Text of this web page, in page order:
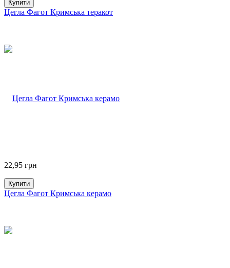
Купити
Цегла Фагот Кримська теракот
22,95 грн
Купити
Цегла Фагот Кримська керамо